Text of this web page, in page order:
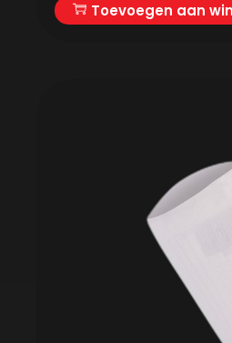
Toevoegen aan